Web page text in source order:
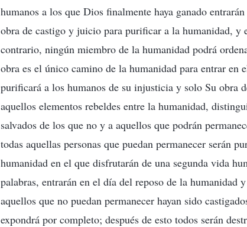
humanos a los que Dios finalmente haya ganado
obra de castigo y juicio para purificar a la humanidad, y
contrario, ningún miembro de la humanidad podrá
obra es el único camino de la humanidad para entrar
purificará a los humanos de su injusticia y solo Su obra
aquellos elementos rebeldes entre la humanidad,
salvados de los que no y a aquellos que podrán
todas aquellas personas que puedan permanecer serán
humanidad en el que disfrutarán de una segunda vida
palabras, entrarán en el día del reposo de la humanidad
aquellos que no puedan permanecer hayan sido
expondrá por completo; después de esto todos serán